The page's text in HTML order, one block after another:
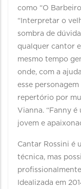
como “O
“Interpretar o
sombra de
qualquer cantor
mesmo tempo
onde, com a
esse
repertório por
Vianna. “Fanny
jovem e
Cantar Rossini é
técnica, mas
Idealizada em